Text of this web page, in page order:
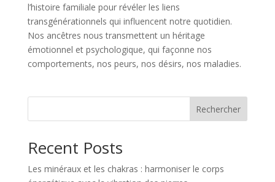
l’histoire familiale pour révéler les liens
transgénérationnels qui influencent notre quotidien.
Nos ancêtres nous transmettent un héritage
émotionnel et psychologique, qui façonne nos
comportements, nos peurs, nos désirs, nos maladies.
Rechercher
Recent Posts
Les minéraux et les chakras : harmoniser le corps